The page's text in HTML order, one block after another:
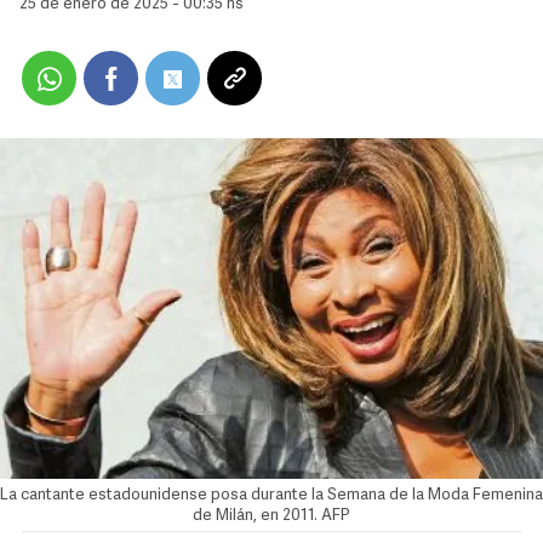
25 de enero de 2025 - 00:35 hs
La cantante estadounidense posa durante la Semana de la Moda Femenina
de Milán, en 2011. AFP